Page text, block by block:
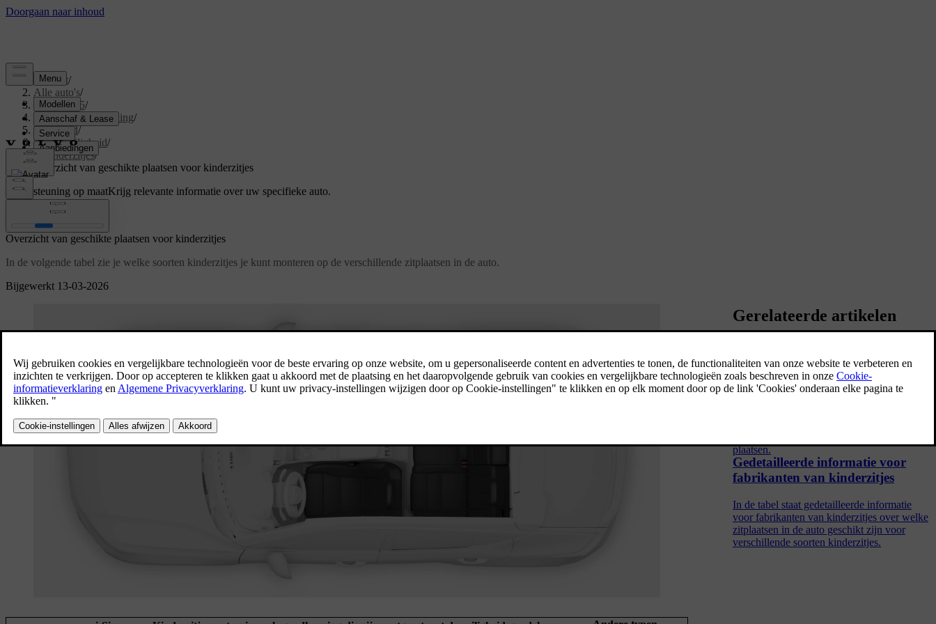
Support/
Alle auto's/
EX40 2025/
Gebruikershandleiding/
Veiligheid/
Kinderveiligheid/
Kinderzitjes/
Overzicht van geschikte plaatsen voor kinderzitjes
Ondersteuning op maatKrijg relevante informatie over uw specifieke auto.
Bijgewerkt 13-03-2026
Overzicht van geschikte plaatsen voor kinderzitjes
In de volgende tabel zie je welke soorten kinderzitjes je kunt monteren op de verschillende zitplaatsen in de auto.
Gerelateerde artikelen
Frontale airbags
De frontale airbags zijn zo gemaakt dat ze
plaatsen.
Gedetailleerde informatie voor
fabrikanten van kinderzitjes
In de tabel staat gedetailleerde informatie
voor fabrikanten van kinderzitjes over welke
zitplaatsen in de auto geschikt zijn voor
verschillende soorten kinderzitjes.